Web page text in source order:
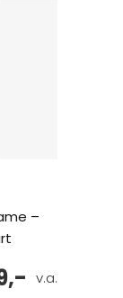
–
v.a.